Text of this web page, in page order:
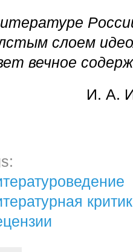
слоем
вечное
И. А.